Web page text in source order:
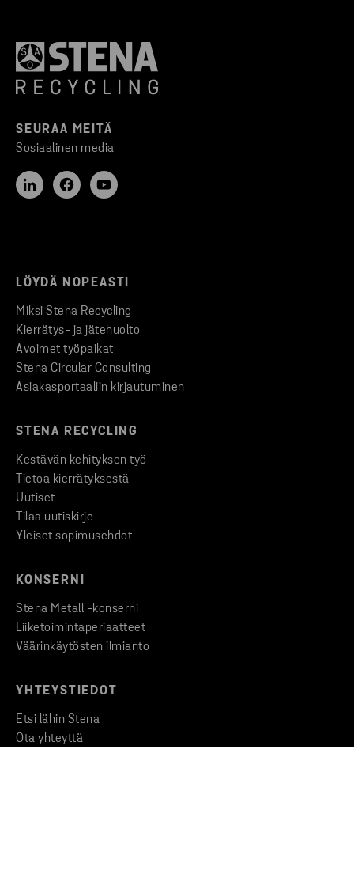
SEURAA MEITÄ
Sosiaalinen media
LÖYDÄ NOPEASTI
Miksi Stena Recycling
Kierrätys- ja jätehuolto
Avoimet työpaikat
Stena Circular Consulting
Asiakasportaaliin kirjautuminen
STENA RECYCLING
Kestävän kehityksen työ
Tietoa kierrätyksestä
Uutiset
Tilaa uutiskirje
Yleiset sopimusehdot
KONSERNI
Stena Metall -konserni
Liiketoimintaperiaatteet
Väärinkäytösten ilmianto
YHTEYSTIEDOT
Etsi lähin Stena
Ota yhteyttä